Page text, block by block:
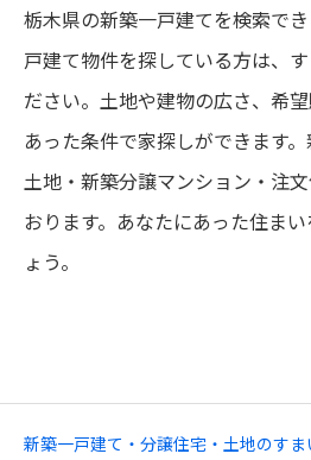
新築一戸建て・分譲住宅・土地のすま
栃木県の新築一戸建てを検索で
戸建て物件を探している方は、
ださい。土地や建物の広さ、希
あった条件で家探しができます
土地・新築分譲マンション・注
おります。あなたにあった住ま
ょう。